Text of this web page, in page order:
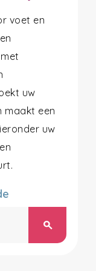
voet en
uw
maakt een
uw
search